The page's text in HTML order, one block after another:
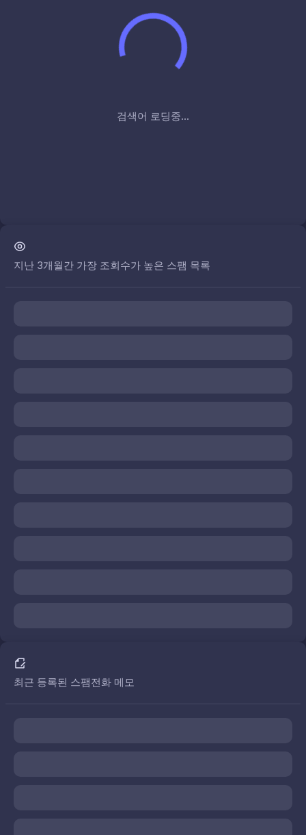
검색어 로딩중...
지난 3개월간 가장 조회수가 높은 스팸 목록
최근 등록된 스팸전화 메모